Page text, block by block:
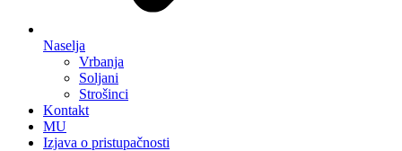
Naselja
Vrbanja
Soljani
Strošinci
Kontakt
MU
Izjava o pristupačnosti